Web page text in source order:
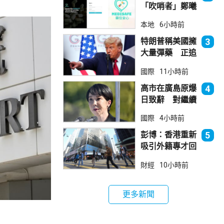
「吹哨者」鄭曦
進行刑事調查
本地 6小時前
特朗普稱美國擁
大量彈藥 正追
者」
3
國際 11小時前
高市在廣島原爆
日致辭 對繼續
含糊其辭
4
國際 4小時前
彭博：香港重新
吸引外籍專才回
5
財經 10小時前
更多新聞